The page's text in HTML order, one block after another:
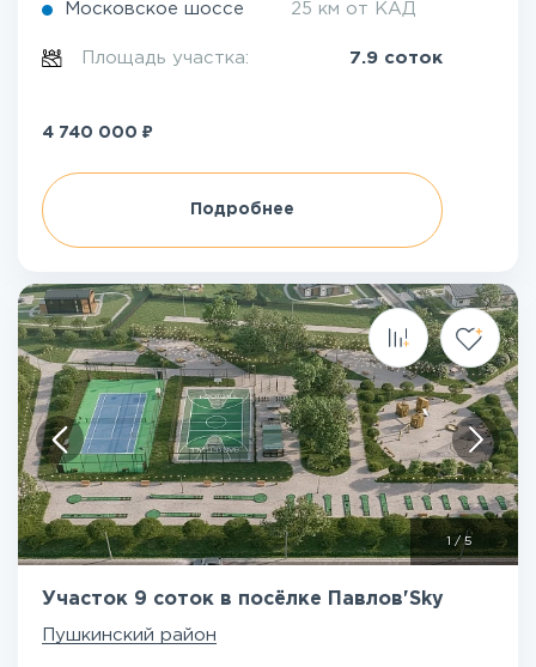
Московское шоссе 25 км от КАД
Площадь участка: 7.9 соток
4 740 000 ₽
Подробнее
/5
Участок 9 соток в посёлке Павлов'Sky
Пушкинский район